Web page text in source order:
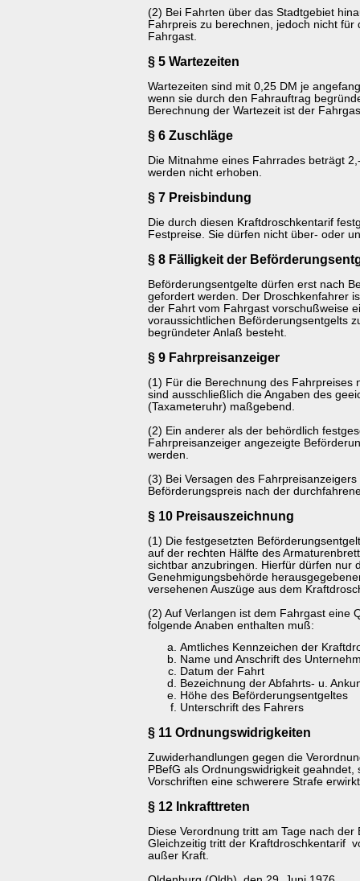
(2) Bei Fahrten über das Stadtgebiet
Fahrpreis zu berechnen, jedoch nicht für
Fahrgast.
§ 5 Wartezeiten
Wartezeiten sind mit 0,25 DM je
wenn sie durch den Fahrauftrag
Berechnung der Wartezeit ist der
§ 6 Zuschläge
Die Mitnahme eines Fahrrades beträgt
werden nicht erhoben.
§ 7 Preisbindung
Die durch diesen Kraftdroschkentarif
Festpreise. Sie dürfen nicht über- oder
§ 8 Fälligkeit der
Beförderungsentgelte dürfen erst nach
gefordert werden. Der Droschkenfahrer
der Fahrt vom Fahrgast vorschußweise
voraussichtlichen Beförderungsentgelts
begründeter Anlaß besteht.
§ 9 Fahrpreisanzeiger
(1) Für die Berechnung des Fahrpreises
sind ausschließlich die Angaben des
(Taxameteruhr) maßgebend.
(2) Ein anderer als der behördlich
Fahrpreisanzeiger angezeigte
werden.
(3) Bei Versagen des
Beförderungspreis nach der
§ 10 Preisauszeichnung
(1) Die festgesetzten
auf der rechten Hälfte des
sichtbar anzubringen. Hierfür dürfen nur
Genehmigungsbehörde
versehenen Auszüge aus dem
(2) Auf Verlangen ist dem Fahrgast eine
folgende Anaben enthalten muß:
Amtliches Kennzeichen der
Name und Anschrift des
Datum der Fahrt
Bezeichnung der Abfahrts- u.
Höhe des Beförderungsentgeltes
Unterschrift des Fahrers
§ 11 Ordnungswidrigkeiten
Zuwiderhandlungen gegen die
PBefG als Ordnungswidrigkeit
Vorschriften eine schwerere Strafe
§ 12 Inkrafttreten
Diese Verordnung tritt am Tage nach
Gleichzeitig tritt der Kraftdroschkentarif
außer Kraft.